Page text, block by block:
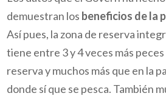
demuestran los beneficios de la
Así pues, la zona de reserva
tiene entre 3 y 4 veces más
reserva y muchos más que en la
donde sí que se pesca. También